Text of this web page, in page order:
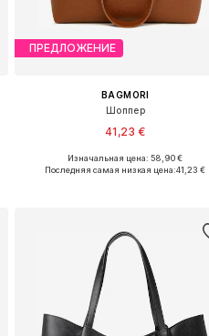
ПРЕДЛОЖЕНИЕ
BAGMORI
Шоппер
41,23 €
Доступные размеры: One Size
Изначальная цена: 58,90 €
Последняя самая низкая цена:41,23 €